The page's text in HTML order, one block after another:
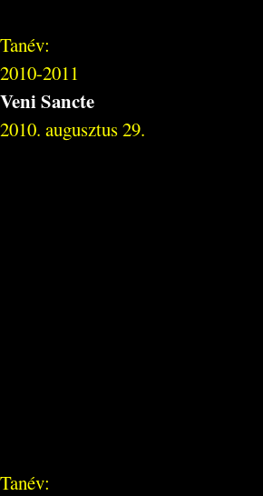
Tanév:
2010-2011
Veni Sancte
2010. augusztus 29.
Tanév: